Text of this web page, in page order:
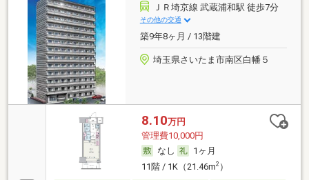
ＪＲ埼京線 武蔵浦和駅 徒歩7分
その他の交通
築9年8ヶ月 / 13階建
埼玉県さいたま市南区白幡５
8.10万円
管理費10,000円
なし
1ヶ月
11階 / 1K（21.46m2）